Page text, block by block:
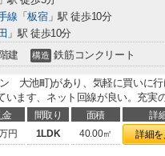
線 「板宿」駅 徒歩10分
」駅 徒歩10分
建 構造 鉄筋コンクリート
大池町)があり、気軽に買いに
います、ネット回線が良い。充実
金 間取り 面積 詳
円 1LDK 40.00㎡ 詳細